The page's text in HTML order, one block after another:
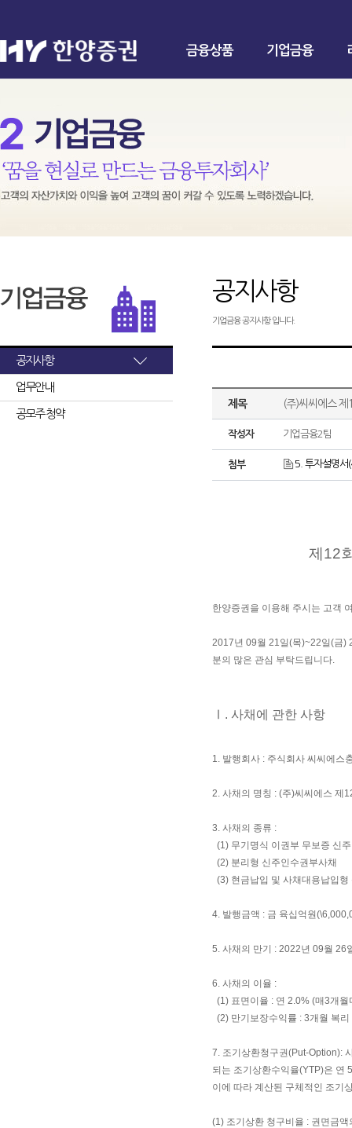
금융상품 기업금융
공지사항
업무안내
공모주 청약
공지사항
기업금융 공지사항 입니다.
제목 (주)씨씨에스
작성자 기업금융2팀
첨부 5. 투자설명
제12
한양증권을 이용해 주시는 고객
2017년 09월 21일(목)~22일(금)
분의 많은 관심 부탁드립니다.
Ⅰ. 사채에 관한 사항
1. 발행회사 : 주식회사 씨씨에스
2. 사채의 명칭 : (주)씨씨에스 제
3. 사채의 종류 :
(1) 무기명식 이권부 무보증 신
(2) 분리형 신주인수권부사채
(3) 현금납입 및 사채대용납입
4. 발행금액 : 금 육십억원
5. 사채의 만기 : 2022년 09월 26
6. 사채의 이율 :
(1) 표면이율 : 연 2.0% (매3개월
(2) 만기보장수익률 : 3개월 복
7. 조기상환청구권(Put-Option):
되는 조기상환수익율(YTP)은 연
이에 따라 계산된 구체적인 조기
(1) 조기상환 청구비율 : 권면금